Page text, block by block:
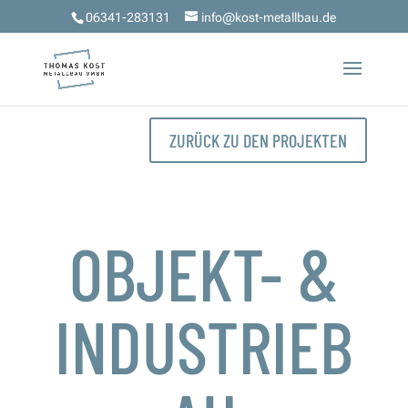
06341-283131 info@kost-metallbau.de
ZURÜCK ZU DEN PROJEKTEN
OBJEKT- &
INDUSTRIEB